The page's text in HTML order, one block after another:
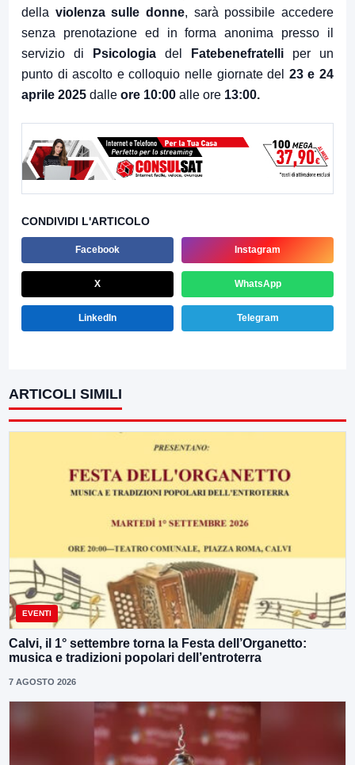
della violenza sulle donne, sarà possibile accedere
senza prenotazione ed in forma anonima presso il
servizio di
Psicologia del Fatebenefratelli
per un
punto di ascolto e colloquio nelle giornate del 23 e 24
aprile 2025 dalle ore 10:00 alle ore 13:00.
CONDIVIDI L'ARTICOLO
Facebook Instagram
X WhatsApp
LinkedIn Telegram
ARTICOLI SIMILI
EVENTI
Calvi, il 1° settembre torna la Festa dell’Organetto:
musica e tradizioni popolari dell’entroterra
7 AGOSTO 2026